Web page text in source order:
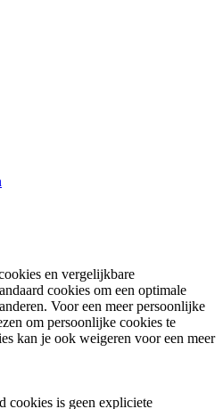
en vergelijkbare
cookies om een optimale
Voor een meer persoonlijke
om persoonlijke cookies te
kan je ook weigeren voor een meer
cookies is geen expliciete